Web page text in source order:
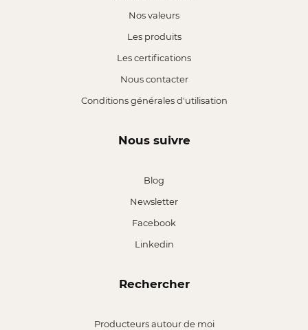
Nos valeurs
Les produits
Les certifications
Nous contacter
Conditions générales d'utilisation
Nous suivre
Blog
Newsletter
Facebook
Linkedin
Rechercher
Producteurs autour de moi